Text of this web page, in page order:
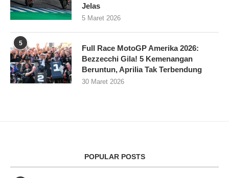
Jelas
5 Maret 2026
5
Full Race MotoGP Amerika 2026:
Bezzecchi Gila! 5 Kemenangan
Beruntun, Aprilia Tak Terbendung
30 Maret 2026
POPULAR POSTS